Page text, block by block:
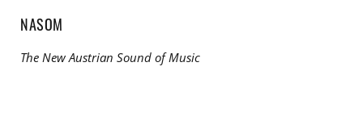
NASOM
The New Austrian Sound of Music